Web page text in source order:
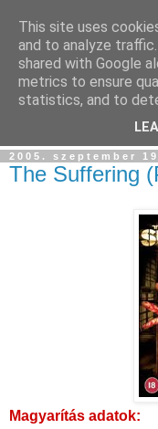
2005. szeptember
The Suffering
Magyarítás adatok:
This site uses
and to analyze
shared with Google
metrics to ensure
statistics, and to